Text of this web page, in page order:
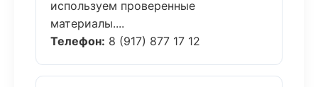
используем проверенные
материалы....
Телефон: 8 (917) 877 17 12